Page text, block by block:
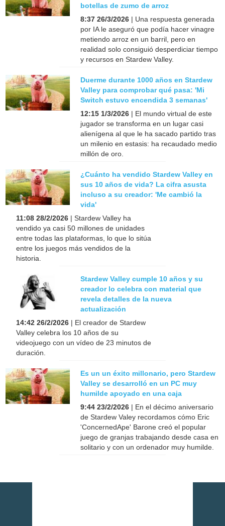
botellas de zumo de arroz
8:37 26/3/2026 | Una respuesta generada
por IA le aseguró que podía hacer vinagre
metiendo arroz en un barril, pero en
realidad solo consiguió desperdiciar tiempo
y recursos en Stardew Valley.
Duerme durante 1000 años en Stardew
Valley para comprobar qué pasa: 'Mi
Switch estuvo encendida 3 semanas'
12:15 1/3/2026 | El mundo virtual de este
jugador se transforma en un lugar casi
alienígena al que le ha sacado partido tras
un milenio en estasis: ha recaudado medio
millón de oro.
¿Cuánto ha vendido Stardew Valley en
sus 10 años de vida? La cifra asusta
incluso a su creador: 'Me cambió la
vida'
11:08 28/2/2026 | Stardew Valley ha
vendido ya casi 50 millones de unidades
entre todas las plataformas, lo que lo sitúa
entre los juegos más vendidos de la
historia.
Stardew Valley cumple 10 años y su
creador lo celebra con material que
revela detalles de la nueva
actualización
14:42 26/2/2026 | El creador de Stardew
Valley celebra los 10 años de su
videojuego con un vídeo de 23 minutos de
duración.
Es un un éxito millonario, pero Stardew
Valley se desarrolló en un PC muy
humilde apoyado en una caja
9:44 23/2/2026 | En el décimo aniversario
de Stardew Valey recordamos cómo Eric
'ConcernedApe' Barone creó el popular
juego de granjas trabajando desde casa en
solitario y con un ordenador muy humilde.